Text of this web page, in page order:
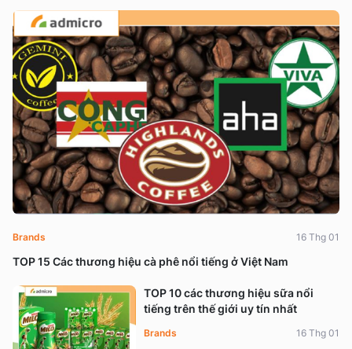
TOP 15 Các thương hiệu cà phê nổi tiếng ở Việt Nam
Brands 16 Thg 01
TOP 10 các thương hiệu sữa nổi
tiếng trên thế giới uy tín nhất
Brands 16 Thg 01